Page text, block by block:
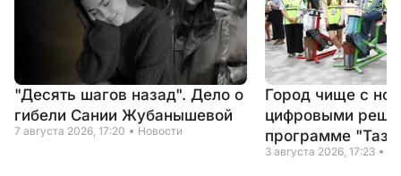
"Десять шагов назад". Дело о
гибели Сании Жубанышевой
7 августа 2026, 17:20 Новости
Город чище с
цифровыми
программе "Таза
3 августа 2026, 17:23